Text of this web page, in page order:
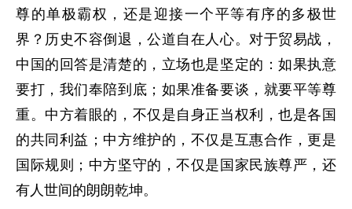
尊的单极霸权，还是迎接一个平等有序的多极世
界？历史不容倒退，公道自在人心。对于贸易战，
中国的回答是清楚的，立场也是坚定的：如果执意
要打，我们奉陪到底；如果准备要谈，就要平等尊
重。中方着眼的，不仅是自身正当权利，也是各国
的共同利益；中方维护的，不仅是互惠合作，更是
国际规则；中方坚守的，不仅是国家民族尊严，还
有人世间的朗朗乾坤。